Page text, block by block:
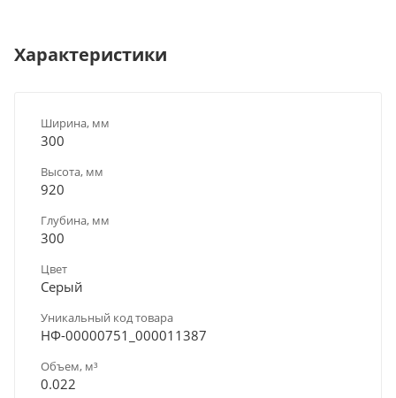
Характеристики
Ширина, мм
300
Высота, мм
920
Глубина, мм
300
Цвет
Серый
Уникальный код товара
НФ-00000751_000011387
Объем, м³
0.022